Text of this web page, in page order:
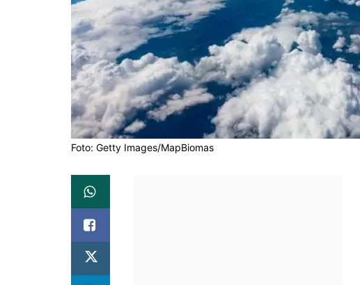
Foto: Getty Images/MapBiomas